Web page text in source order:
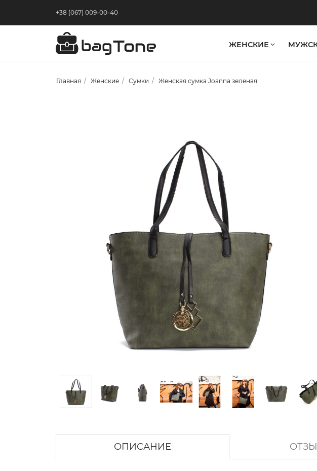
+38 (067) 009-00-40
ЖЕНСКИЕ
Главная Женские Сумки Женская сумка Joanna зеленая
ОПИСАНИЕ